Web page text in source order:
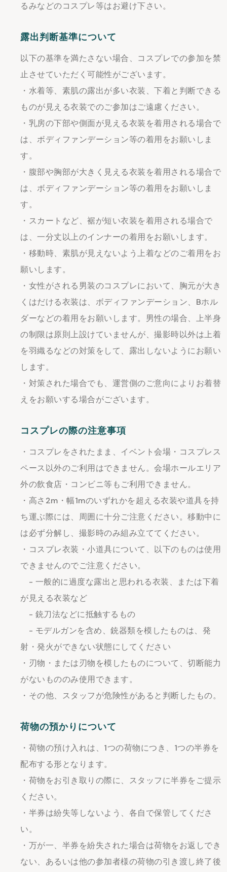
るみなどのコスプレ等はお避け下さい。
露出判断基準について
以下の基準を満たさない場合、コスプレでの参加を禁
止させていただく可能性がございます。
・水着等、素肌の露出が多い衣装、下着と判断できる
ものが見える衣装でのご参加はご遠慮ください。
・乳房の下部や側面が見える衣装を着用される場合で
は、ボディファンデーション等の着用をお願いしま
す。
・腹部や胸部が大きく見える衣装を着用される場合で
は、ボディファンデーション等の着用をお願いしま
す。
・スカートなど、裾が短い衣装を着用される場合で
は、一分丈以上のインナーの着用をお願いします。
・移動時、素肌が見えないよう上着などのご着用をお
願いします。
・女性がされる男装のコスプレにおいて、胸元が大き
くはだける衣装は、ボディファンデーション、Bホル
ダーなどの着用をお願いします。男性の場合、上半身
の制限は原則上設けていませんが、撮影時以外は上着
を羽織るなどの対策をして、露出しないようにお願い
します。
・対策された場合でも、運営側のご意向によりお着替
えをお願いする場合がございます。
コスプレの際の注意事項
・コスプレをされたまま、イベント会場・コスプレス
ペース以外のご利用はできません。会場ホールエリア
外の飲食店・コンビニ等もご利用できません。
・高さ2m・幅1mのいずれかを超える衣装や道具を持
ち運ぶ際には、周囲に十分ご注意ください。移動中に
は必ず分解し、撮影時のみ組み立ててください。
・コスプレ衣装・小道具について、以下のものは使用
できませんのでご注意ください。
- 一般的に過度な露出と思われる衣装、または下着
が見える衣装など
- 銃刀法などに抵触するもの
- モデルガンを含め、銃器類を模したものは、発
射・発火ができない状態にしてください
・刃物・または刃物を模したものについて、切断能力
がないもののみ使用できます。
・その他、スタッフが危険性があると判断したもの。
荷物の預かりについて
・荷物の預け入れは、1つの荷物につき、1つの半券を
配布する形となります。
・荷物をお引き取りの際に、スタッフに半券をご提示
ください。
・半券は紛失等しないよう、各自で保管してくださ
い。
・万が一、半券を紛失された場合は荷物をお返しでき
ない、あるいは他の参加者様の荷物の引き渡し終了後